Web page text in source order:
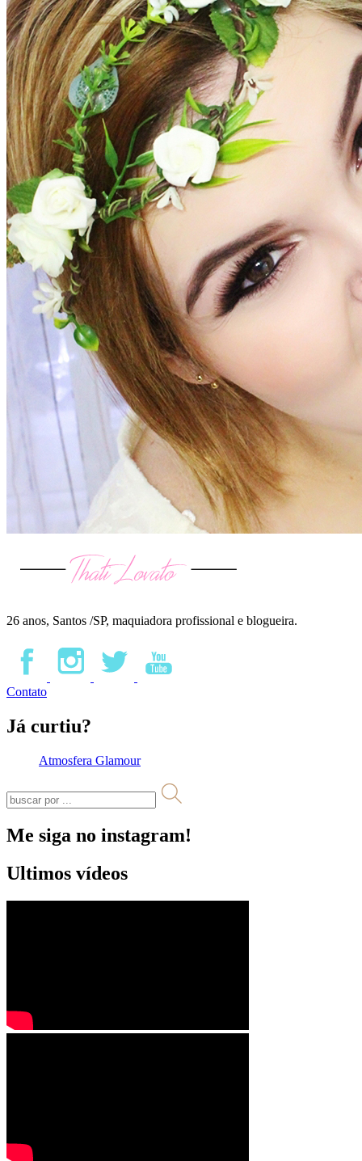
26 anos, Santos /SP, maquiadora profissional e blogueira.
Contato
Já curtiu?
Atmosfera Glamour
Me siga no instagram!
Ultimos vídeos